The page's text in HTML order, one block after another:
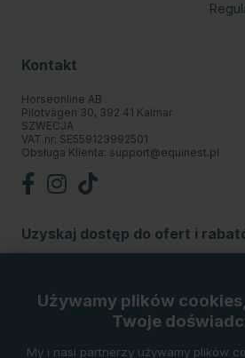
Kontakt
Horseonline AB
Pilotvägen 30, 392 41 Kalmar
SZWECJA
VAT.nr: SE559123992501
Obsługa Klienta: support@equinest.pl
Uzyskaj dostęp do ofert i
Używamy plików
Twoje
My i nasi partnerzy używamy plików